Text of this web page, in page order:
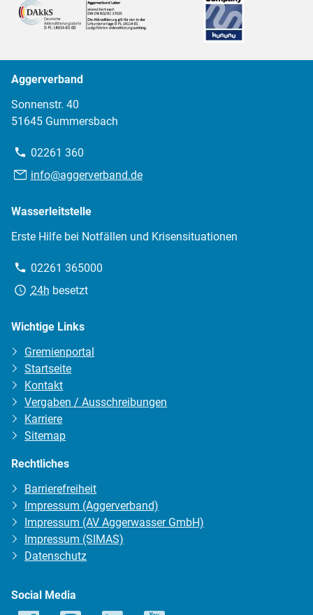
Aggerverband
Sonnenstr. 40
51645 Gummersbach
Telefon:
02261 360
E-
Mail:
info@aggerverband.de
Wasserleitstelle
Erste Hilfe bei Notfällen und Krisensituationen
Telefon:
02261 365000
Erreichbarkeit:
24h besetzt
Wichtige Links
Gremienportal
Startseite
Kontakt
Vergaben / Ausschreibungen
Karriere
Sitemap
Rechtliches
Barrierefreiheit
Impressum (Aggerverband)
Impressum (AV Aggerwasser GmbH)
Impressum (SIMAS)
Datenschutz
Social Media
Facebook Instagram LinkedIn